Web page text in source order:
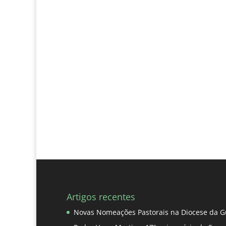
Artigos recentes
Novas Nomeações Pastorais na Diocese da